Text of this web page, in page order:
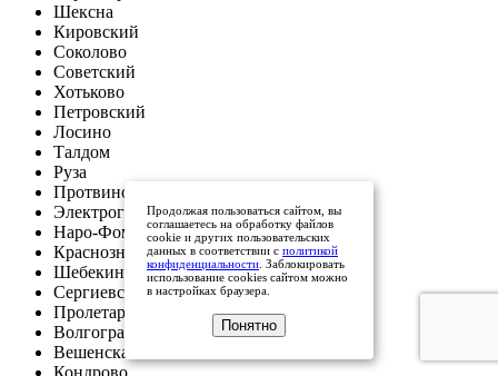
Шексна
Кировский
Соколово
Советский
Хотьково
Петровский
Лосино
Талдом
Руза
Протвино
Электрогорск
Наро-Фоминск
Краснознаменск
Шебекино
Сергиевск
Пролетарская
Волгоград
Вешенская
Продолжая пользоваться сайтом, вы
соглашаетесь на обработку файлов
cookie и других пользовательских
данных в соответствии с политикой
конфиденциальности . Заблокировать
использование cookies сайтом можно
в настройках браузера.
Понятно